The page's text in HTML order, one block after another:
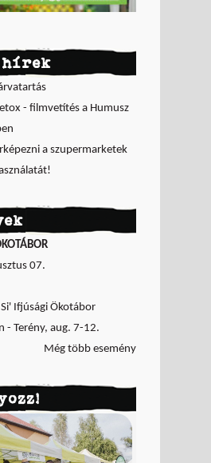
hírek
- filmvetítés a Humusz
a szupermarketek
07.
Si' Ifjúsági Ökotábor
- Terény, aug. 7-12.
Még több esemény